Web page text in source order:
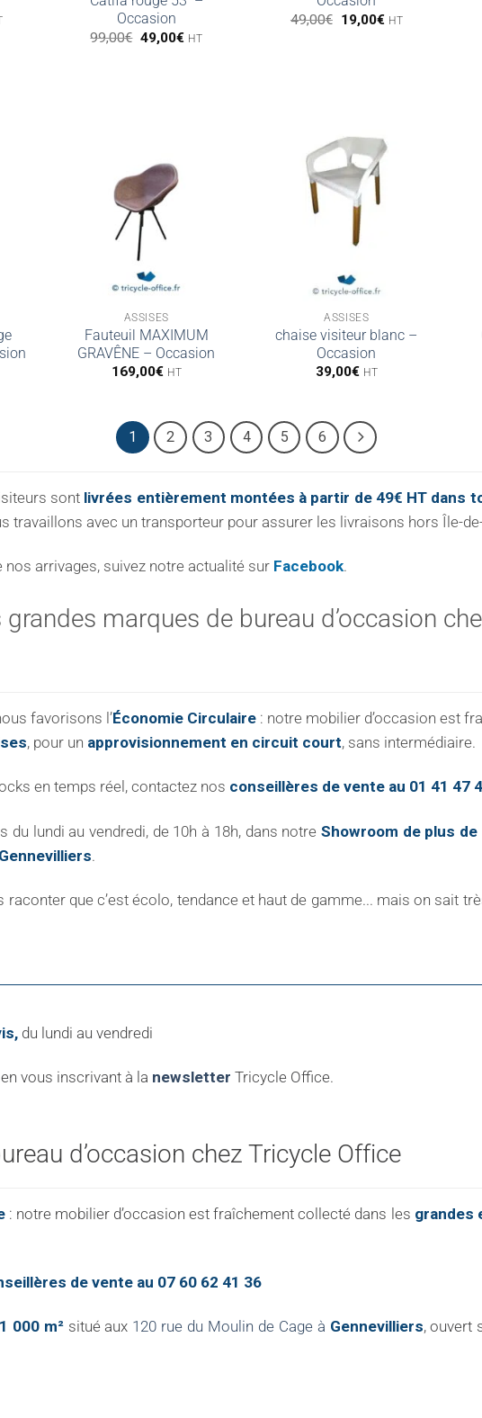
Occasion
99,00€ Le
prix
49,00€Le
HT
49,00€ Le
prix
19,00€Le
HT
ASSISES
Fauteuil MAXIMUM
GRAVÊNE – Occasion
169,00€ HT
ASSISES
chaise visiteur blanc –
Occasion
39,00€ HT
1 2 3 4 5 6
sont livrées entièrement montées à partir de 49€ HT dans
travaillons avec un transporteur pour assurer les livraisons hors Île-
nos arrivages, suivez notre actualité sur Facebook.
grandes marques de bureau d’occasion
favorisons l’Économie Circulaire : notre mobilier d’occasion est
, pour un approvisionnement en circuit court, sans intermédiaire.
en temps réel, contactez nos conseillères de vente au 01 41 47
du lundi au vendredi, de 10h à 18h, dans notre Showroom de plus de
Gennevilliers.
que c’est écolo, tendance et haut de gamme... mais on sait
du lundi au vendredi
vous inscrivant à la newsletter Tricycle Office.
d’occasion chez Tricycle Office
: notre mobilier d’occasion est fraîchement collecté dans les grandes
de vente au 07 60 62 41 36
000 m² situé aux 120 rue du Moulin de Cage à Gennevilliers, ouvert